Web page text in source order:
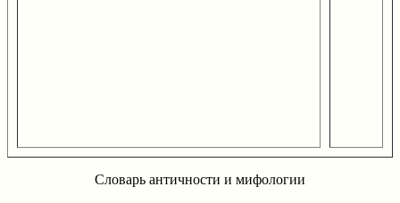
Словарь античности и мифологии